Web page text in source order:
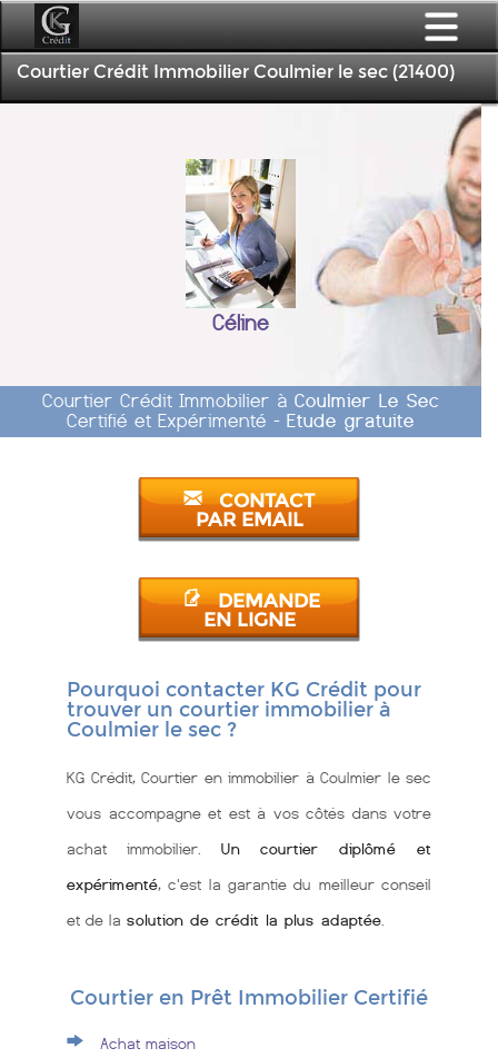
Courtier Crédit Immobilier Coulmier le sec (21400)
Céline
Courtier Crédit Immobilier à Coulmier Le Sec
Certifié et Expérimenté - Etude gratuite
CONTACT
PAR EMAIL
DEMANDE
EN LIGNE
Pourquoi contacter KG Crédit pour
trouver un courtier immobilier à
Coulmier le sec ?
KG Crédit, Courtier en immobilier à Coulmier le sec
vous accompagne et est à vos côtés dans votre
achat immobilier. Un courtier diplômé et
expérimenté, c'est la garantie du meilleur conseil
et de la solution de crédit la plus adaptée
Courtier en Prêt Immobilier Certifié
Achat maison